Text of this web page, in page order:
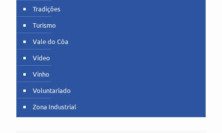
Tradições
Turismo
Vale do Côa
Vídeo
Vinho
Voluntariado
Zona Industrial